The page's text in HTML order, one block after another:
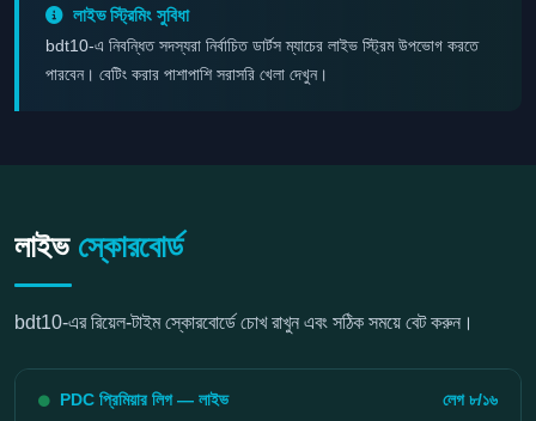
লাইভ স্ট্রিমিং সুবিধা
bdt10-এ নিবন্ধিত সদস্যরা নির্বাচিত ডার্টস ম্যাচের লাইভ স্ট্রিম উপভোগ করতে
পারবেন। বেটিং করার পাশাপাশি সরাসরি খেলা দেখুন।
লাইভ স্কোরবোর্ড
bdt10-এর রিয়েল-টাইম স্কোরবোর্ডে চোখ রাখুন এবং সঠিক সময়ে বেট করুন।
PDC প্রিমিয়ার লিগ — লাইভ লেগ ৮/১৬